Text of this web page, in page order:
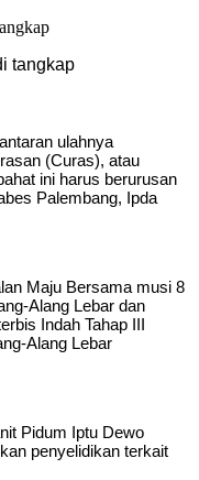
tangkap
ulahnya
(Curas), atau
ini harus berurusan
Palembang, Ipda
Maju Bersama musi 8
Alang Lebar dan
Indah Tahap III
Alang Lebar
Pidum Iptu Dewo
penyelidikan terkait